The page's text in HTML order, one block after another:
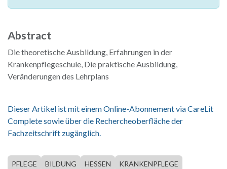
Abstract
Die theoretische Ausbildung, Erfahrungen in der
Krankenpflegeschule, Die praktische Ausbildung,
Veränderungen des Lehrplans
Dieser Artikel ist mit einem Online-Abonnement via CareLit
Complete sowie über die Rechercheoberfläche der
Fachzeitschrift zugänglich.
PFLEGE BILDUNG HESSEN
KRANKENPFLEGE